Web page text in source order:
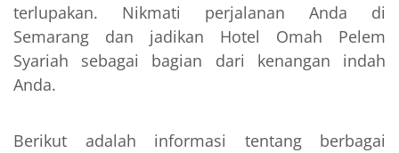
terlupakan. Nikmati perjalanan Anda di
Semarang dan jadikan Hotel Omah Pelem
Syariah sebagai bagian dari kenangan indah
Anda.
Berikut adalah informasi tentang berbagai